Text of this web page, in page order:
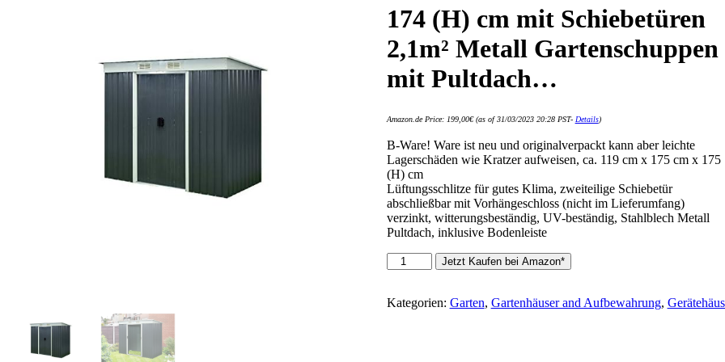
174 (H) cm mit Schiebetüren
2,1m² Metall Gartenschuppen
mit Pultdach…
Amazon.de Price: 199,00€(as of 31/03/2023 20:28 PST- Details)
B-Ware! Ware ist neu und originalverpackt kann aber leichte
Lagerschäden wie Kratzer aufweisen, ca. 119 cm x 175 cm x 175
(H) cm
Lüftungsschlitze für gutes Klima, zweiteilige Schiebetür
abschließbar mit Vorhängeschloss (nicht im Lieferumfang)
verzinkt, witterungsbeständig, UV-beständig, Stahlblech Metall
Pultdach, inklusive Bodenleiste
Ondis24
Gartenhaus
Metall
Jetzt Kaufen bei Amazon*
Kategorien: Garten, Gartenhäuser and Aufbewahrung,